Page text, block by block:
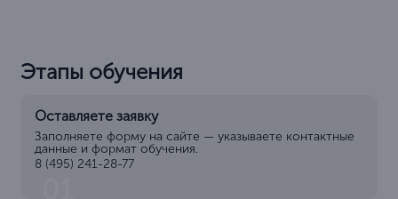
Этапы обучения
Оставляете заявку
Заполняете форму на сайте — указываете контактные
данные и формат обучения.
8 (495) 241-28-77